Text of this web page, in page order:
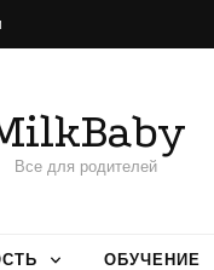
Все для родителей
ОБУЧЕНИЕ